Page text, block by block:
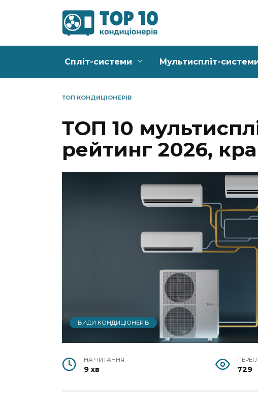
Спліт-системи Мультиспліт-
ТОП КОНДИЦІОНЕРІВ
ТОП 10
рейтинг 2026,
ВИДИ КОНДИЦІОНЕРІВ
НА ЧИТАННЯ
9 хв 729